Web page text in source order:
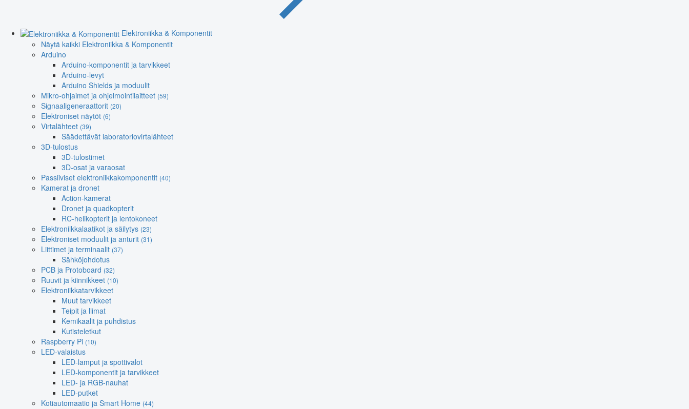
Elektroniikka & Komponentit
Näytä kaikki Elektroniikka & Komponentit
Arduino
Arduino-komponentit ja tarvikkeet
Arduino-levyt
Arduino Shields ja moduulit
Mikro-ohjaimet ja ohjelmointilaitteet (59)
Signaaligeneraattorit (20)
Elektroniset näytöt (6)
Virtalähteet (39)
Säädettävät laboratoriovirtalähteet
3D-tulostus
3D-tulostimet
3D-osat ja varaosat
Passiiviset elektroniikkakomponentit (40)
Kamerat ja dronet
Action-kamerat
Dronet ja quadkopterit
RC-helikopterit ja lentokoneet
Elektroniikkalaatikot ja säilytys (23)
Elektroniset moduulit ja anturit (31)
Liittimet ja terminaalit (37)
Sähköjohdotus
PCB ja Protoboard (32)
Ruuvit ja kiinnikkeet (10)
Elektroniikkatarvikkeet
Muut tarvikkeet
Teipit ja liimat
Kemikaalit ja puhdistus
Kutisteletkut
Raspberry Pi (10)
LED-valaistus
LED-lamput ja spottivalot
LED-komponentit ja tarvikkeet
LED- ja RGB-nauhat
LED-putket
Kotiautomaatio ja Smart Home (44)